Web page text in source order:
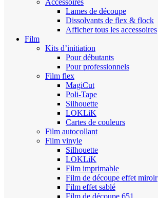
Accessoires
Lames de découpe
Dissolvants de flex & flock
Afficher tous les accessoires
Film
Kits d’initiation
Pour débutants
Pour professionnels
Film flex
MagiCut
Poli-Tape
Silhouette
LOKLiK
Cartes de couleurs
Film autocollant
Film vinyle
Silhouette
LOKLiK
Film imprimable
Film de découpe effet miroir
Film effet sablé